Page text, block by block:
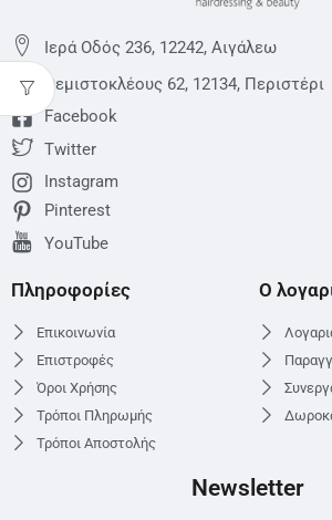
Ιερά Οδός 236, 12242, Αιγάλεω
Θεμιστoκλέους 62, 12134, Περιστέρι
Facebook
Twitter
Instagram
Pinterest
YouTube
Πληροφορίες
Επικοινωνία
Επιστροφές
Όροι Χρήσης
Τρόποι Πληρωμής
Τρόποι Αποστολής
Ο
Newsletter